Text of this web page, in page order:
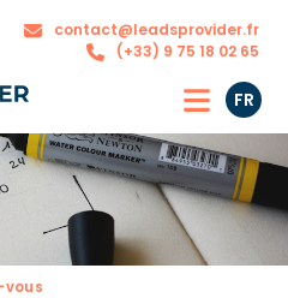
contact@leadsprovider.fr
(+33) 9 75 18 02 65
L’agence
Nos
solutions
FR
vous